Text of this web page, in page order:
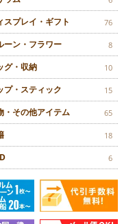
スプレイ・ギフト 76
ーン・フラワー 8
グ・収納 10
プ・スティック 15
・その他アイテム 65
18
6